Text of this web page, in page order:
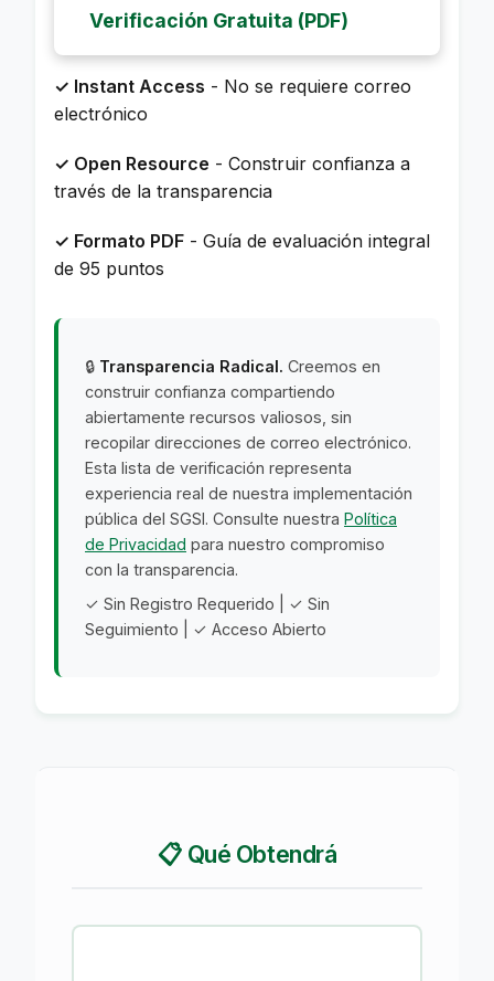
Verificación Gratuita (PDF)
✓ Instant Access - No se requiere correo
electrónico
✓ Open Resource - Construir confianza a
través de la transparencia
✓ Formato PDF - Guía de evaluación integral
de 95 puntos
🔒 Transparencia Radical. Creemos en
construir confianza compartiendo
abiertamente recursos valiosos, sin
recopilar direcciones de correo electrónico.
Esta lista de verificación representa
experiencia real de nuestra implementación
pública del SGSI. Consulte nuestra Política
de Privacidad para nuestro compromiso
con la transparencia.
✓ Sin Registro Requerido | ✓ Sin
Seguimiento | ✓ Acceso Abierto
📋 Qué Obtendrá